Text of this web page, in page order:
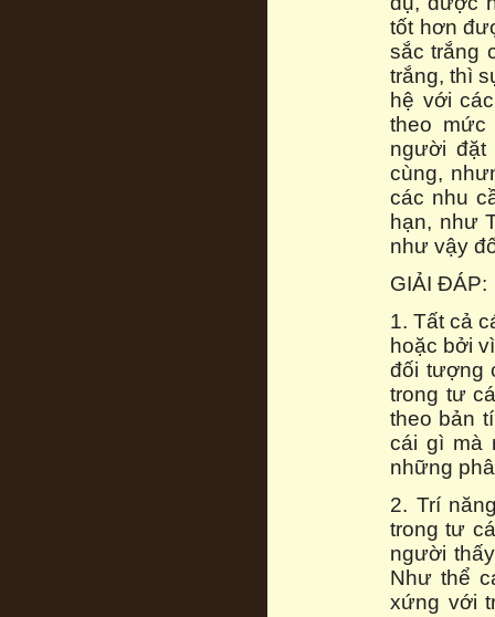
tốt hơn
sắc trắng
trắng, thì
hệ với
theo
người đặt
cùng,
các nhu
hạn, như
như vậy
GIẢI ĐÁP:
1. Tất cả
hoặc bởi
đối tượng
trong tư
theo bản
cái gì mà
những
2. Trí
trong tư
người
Như thể
xứng với